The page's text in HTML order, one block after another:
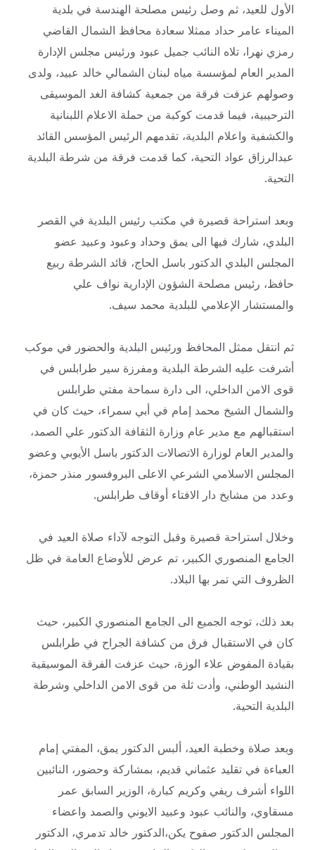
الأول للعيد، ثم وصل رئيس مصلحة الهندسة في بلدية
الميناء عامر حداد ممثلا سعادة محافظ الشمال القاضي
رمزي نهرا، تلاه النائب جميل عبود ورئيس مجلس الإدارة
المدير العام لمؤسسة مياه لبنان الشمالي خالد عبيد، ولدى
وصولهم عزفت فرقة من جمعية كشافة الغد الموسيقى
الترحيبية، فيما قدمت كوكبة من حملة الاعلام اللبنانية
والكشفية واعلام البلدية، تقدمهم الرئيس المؤسس القائد
عبدالرزاق عواد التحية، كما قدمت فرقة من شرطة البلدية
التحية.
وبعد استراحة قصيرة في مكتب رئيس البلدية في القصر
البلدي، شارك فيها الى يمق وحداد وعبود وعبيد عضو
المجلس البلدي الدكتور باسل الحاج، قائد الشرطة ربيع
حافظ، رئيس مصلحة الشؤون الإدارية نواف علي
والمستشار الإعلامي للبلدية محمد سيف.
ثم انتقل ممثل المحافظ ورئيس البلدية والحضور في موكب
أشرفت عليه الشرطة البلدية ومفرزة سير طرابلس في
قوى الامن الداخلي، الى دارة سماحة مفتي طرابلس
والشمال الشيخ محمد إمام في أبي سمراء، حيث كان في
استقبالهم مع مدير عام وزارة الثقافة الدكتور علي الصمد،
والمدير العام لوزارة الاتصالات الدكتور باسل الأيوبي وعضو
المجلس الاسلامي الشرعي الاعلى البروفسور منذر حمزة،
وعدد من مشايخ دار الافتاء أوقاف طرابلس.
وخلال استراحة قصيرة وقبل التوجه لآداء صلاة العيد في
الجامع المنصوري الكبير، تم عرض للأوضاع العامة في ظل
الظروف التي تمر بها البلاد.
بعد ذلك، توجه الجميع الى الجامع المنصوري الكبير، حيث
كان في الاستقبال فرق من كشافة الجراح في طرابلس
بقيادة المفوض علاء الوزة، حيث عزفت الفرقة الموسيقية
النشيد الوطني، وأدت ثلة من قوى الامن الداخلي وشرطة
البلدية التحية.
وبعد صلاة وخطبة العيد، ألبس الدكتور يمق، المفتي إمام
العباءة في تقليد عثماني قديم، بمشاركة وحضور، النائبين
اللواء أشرف ريفي وكريم كبارة، الوزير السابق عمر
مسقاوي، والنائب عبود وعبيد الايوني والصمد واعضاء
المجلس الدكتور صفوح يكن،الدكتور خالد تدمري، الدكتور